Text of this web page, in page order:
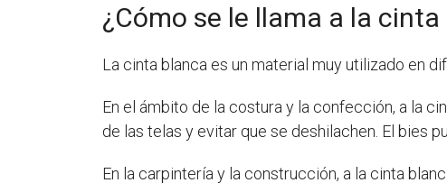
¿Cómo se le llama a la
La cinta blanca es un material muy utilizado en
En el ámbito de la costura y la confección, a la
de las telas y evitar que se deshilachen. El bies
En la carpintería y la construcción, a la cinta